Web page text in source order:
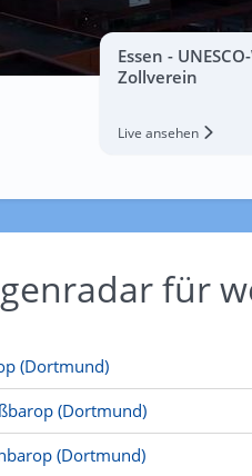
Essen -
Zollverein
Live ansehen
für
(Dortmund)
(Dortmund)
(Dortmund)